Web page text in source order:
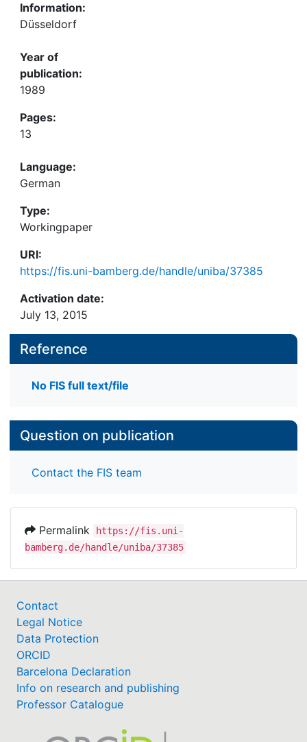
Information:
Düsseldorf
Year of
publication:
1989
Pages:
13
Language:
German
Type:
Workingpaper
URI:
https://fis.uni-bamberg.de/handle/uniba/37385
Activation date:
July 13, 2015
Reference
No FIS full text/file
Question on publication
Contact the FIS team
Permalink
https://fis.uni-
bamberg.de/handle/uniba/37385
Contact
Legal Notice
Data Protection
ORCID
Barcelona Declaration
Info on research and publishing
Professor Catalogue